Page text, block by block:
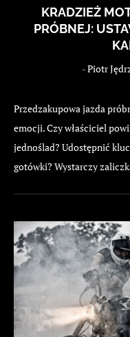
KRADZIEŻ
PRÓBNEJ:
-Piotr
Przedzakupowa jazda
emocji. Czy właściciel
jednoślad? Udostępnić
gotówki? Wystarczy